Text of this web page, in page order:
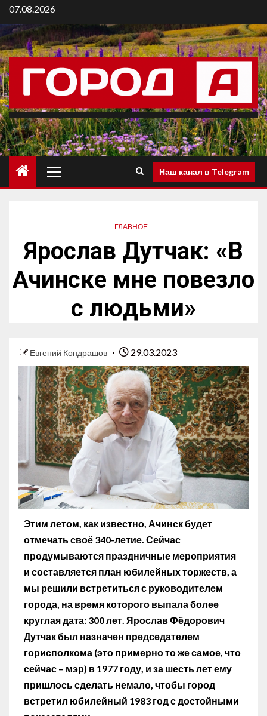
07.08.2026
Наш канал в Telegram
ГЛАВНОЕ
Ярослав Дутчак: «В
Ачинске мне повезло
с людьми»
Евгений Кондрашов 29.03.2023
Этим летом, как известно, Ачинск будет
отмечать своё 340-летие. Сейчас
продумываются праздничные мероприятия
и составляется план юбилейных торжеств, а
мы решили встретиться с руководителем
города, на время которого выпала более
круглая дата: 300 лет. Ярослав Фёдорович
Дутчак был назначен председателем
горисполкома (это примерно то же самое, что
сейчас – мэр) в 1977 году, и за шесть лет ему
пришлось сделать немало, чтобы город
встретил юбилейный 1983 год с достойными